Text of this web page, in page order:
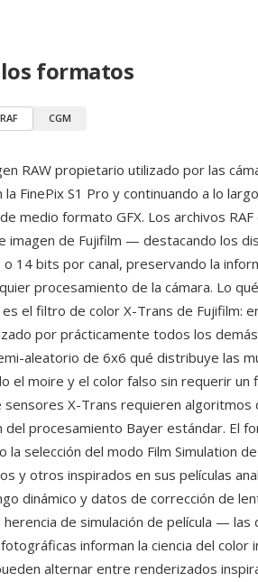
formatos
RAF CGM
RAW propietario utilizado por las
FinePix S1 Pro y continuando a lo
medio formato GFX. Los archivos RAF
imagen de Fujifilm — destacando los
14 bits por canal, preservando la
procesamiento de la cámara. Lo
el filtro de color X-Trans de Fujifilm:
por prácticamente todos los demás
aleatorio de 6x6 qué distribuye las
el moire y el color falso sin requerir un
sensores X-Trans requieren algoritmos
procesamiento Bayer estándar. El
selección del modo Film Simulation
y otros inspirados en sus películas
dinámico y datos de corrección de
herencia de simulación de película — las
informan la ciencia del color
alternar entre renderizados